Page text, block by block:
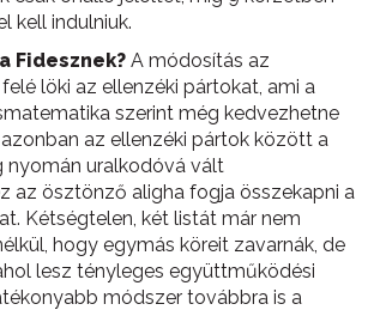
kell indulniuk.
Fidesznek? A módosítás az
löki az ellenzéki pártokat, ami a
szerint még kedvezhetne
azonban az ellenzéki pártok között a
nyomán uralkodóvá vált
az ösztönző aligha fogja összekapni a
Kétségtelen, két listát már nem
hogy egymás köreit zavarnák, de
lesz tényleges együttműködési
módszer továbbra is a